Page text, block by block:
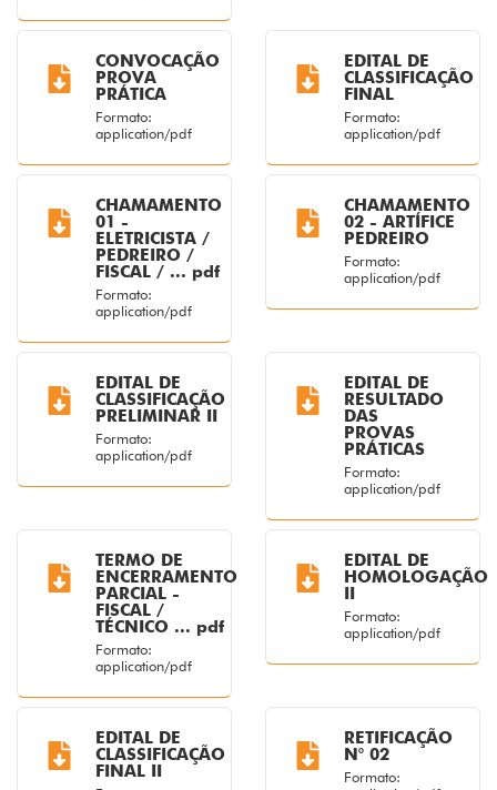
CONVOCAÇÃO
PROVA
PRÁTICA
Formato:
application/pdf
EDITAL DE
CLASSIFICAÇÃO
FINAL
Formato:
application/pdf
CHAMAMENTO
01 -
ELETRICISTA /
PEDREIRO /
FISCAL / ... pdf
Formato:
application/pdf
CHAMAMENTO
02 - ARTÍFICE
PEDREIRO
Formato:
application/pdf
EDITAL DE
CLASSIFICAÇÃO
PRELIMINAR II
Formato:
application/pdf
EDITAL DE
RESULTADO
DAS
PROVAS
PRÁTICAS
Formato:
application/pdf
TERMO DE
ENCERRAMENTO
PARCIAL -
FISCAL /
TÉCNICO ... pdf
Formato:
application/pdf
EDITAL DE
HOMOLOGAÇÃO
II
Formato:
application/pdf
EDITAL DE
CLASSIFICAÇÃO
FINAL II
RETIFICAÇÃO
N° 02
Formato: